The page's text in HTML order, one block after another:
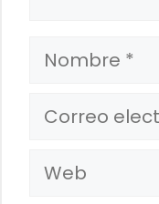
Nombre
Correo
electrónico
Web